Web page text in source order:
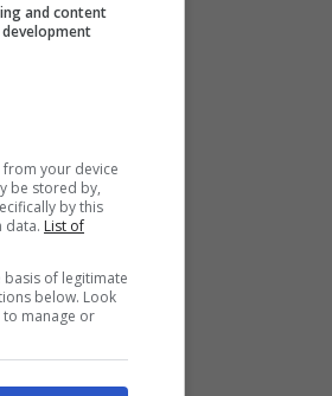
and content
your device
be stored by,
by this
data. List of
of legitimate
below. Look
manage or